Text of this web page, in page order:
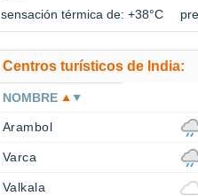
sensación térmica de: +38°C
Centros turísticos de India:
NOMBRE
Arambol
Varca
Valkala